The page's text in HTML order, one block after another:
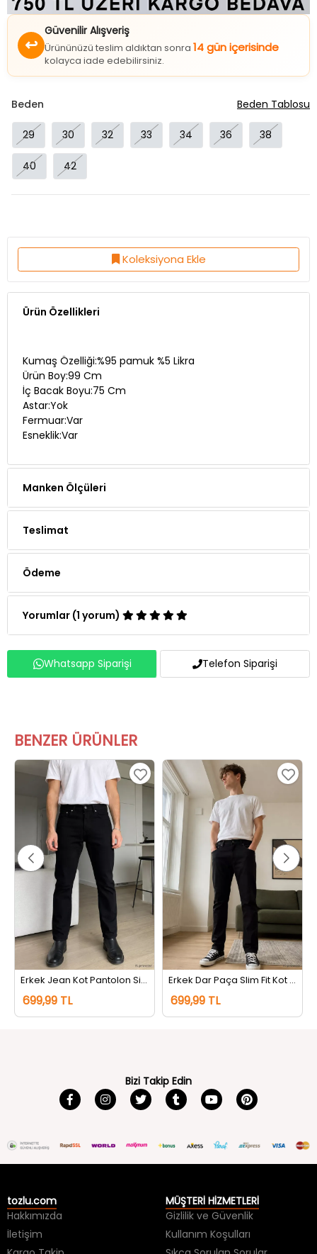
Güvenilir Alışveriş
Ürününüzü teslim aldıktan sonra
kolayca iade edebilirsiniz.
29 38
40
Koleksiyona Ekle
Ürün Özellikleri
Ürün Boy:99 Cm
İç Bacak Boyu:75 Cm
Astar:Yok
Fermuar:Var
Esneklik:Var
Manken Ölçüleri
Teslimat
Ödeme
Yorumlar (1 yorum)
Erkek Jean Kot Pantolon Siyah
699,99 TL
Erkek Dar Paça Slim Fit Kot Jeans Pantolon Siyah
699,99 TL
Hakkımızda
İletişim
Kargo Takip
Gizlilik ve Güvenlik
Kullanım Koşulları
Sıkça Sorulan Sorular
Kargo ve Teslimat